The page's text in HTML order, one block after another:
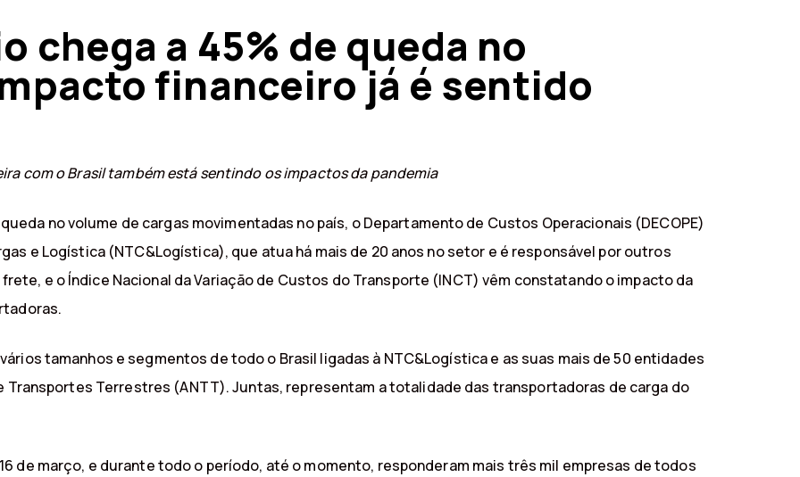
chega a 45% de queda no
financeiro já é sentido
com o Brasil também está sentindo os impactos da pandemia
no volume de cargas movimentadas no país, o Departamento de Custos Operacionais (DECOPE)
e Logística (NTC&Logística), que atua há mais de 20 anos no setor e é responsável por outros
e o Índice Nacional da Variação de Custos do Transporte (INCT) vêm constatando o impacto da
tamanhos e segmentos de todo o Brasil ligadas à NTC&Logística e as suas mais de 50 entidades
Transportes Terrestres (ANTT). Juntas, representam a totalidade das transportadoras de carga do
de março, e durante todo o período, até o momento, responderam mais três mil empresas de todos